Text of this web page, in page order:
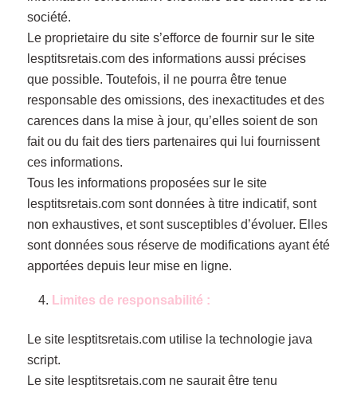
société.
Le proprietaire du site s’efforce de fournir sur le site
lesptitsretais.com des informations aussi précises
que possible. Toutefois, il ne pourra être tenue
responsable des omissions, des inexactitudes et des
carences dans la mise à jour, qu’elles soient de son
fait ou du fait des tiers partenaires qui lui fournissent
ces informations.
Tous les informations proposées sur le site
lesptitsretais.com sont données à titre indicatif, sont
non exhaustives, et sont susceptibles d’évoluer. Elles
sont données sous réserve de modifications ayant été
apportées depuis leur mise en ligne.
Limites de responsabilité :
Le site lesptitsretais.com utilise la technologie java
script.
Le site lesptitsretais.com ne saurait être tenu